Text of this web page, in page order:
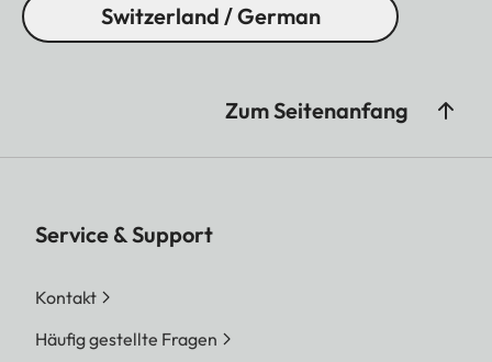
Switzerland / German
Zum Seitenanfang
Service & Support
Kontakt
Häufig gestellte Fragen